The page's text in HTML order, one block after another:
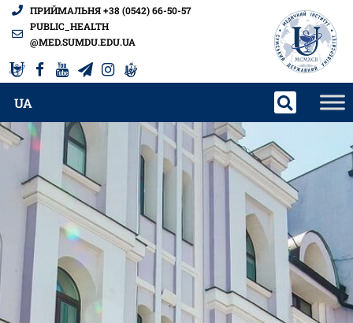
ПРИЙМАЛЬНЯ +38 (0542) 66-50-57
PUBLIC_HEALTH
@MED.SUMDU.EDU.UA
UA